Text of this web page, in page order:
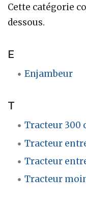
Cette catégorie
dessous.
E
Enjambeur
T
Tracteur 300
Tracteur
Tracteur
Tracteur